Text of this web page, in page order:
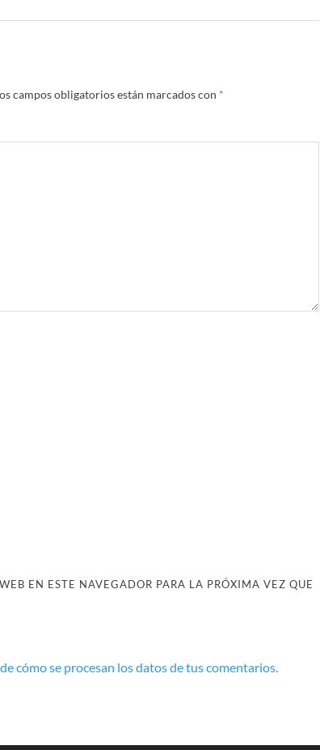
campos obligatorios están marcados con *
EN ESTE NAVEGADOR PARA LA PRÓXIMA VEZ QUE
cómo se procesan los datos de tus comentarios.